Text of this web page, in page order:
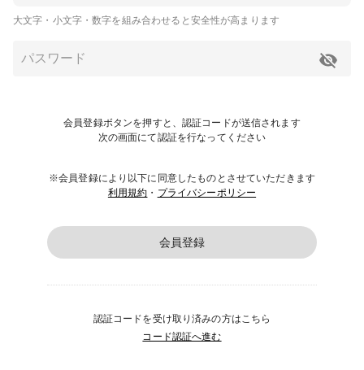
大文字・小文字・数字を組み合わせると安全性が高まります
会員登録ボタンを押すと、認証コードが送信されます
次の画面にて認証を行なってください
※会員登録により以下に同意したものとさせていただきます
利用規約 ・ プライバシーポリシー
会員登録
認証コードを受け取り済みの方はこちら
コード認証へ進む